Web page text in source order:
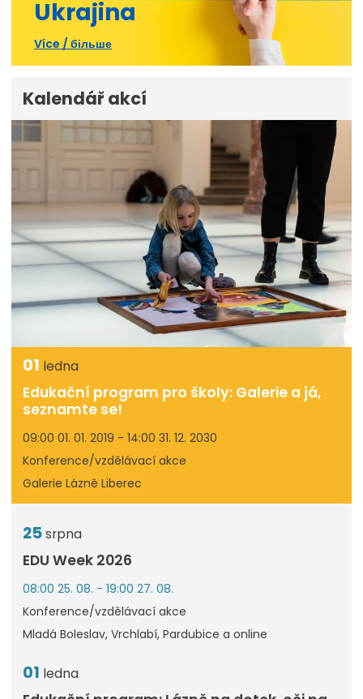
Ukrajina
Více / більше
Kalendář akcí
01 ledna
Edukační program pro školy: Galerie a já,
seznamte se!
09:00 01. 01. 2019 - 14:00 31. 12. 2030
Konference/vzdělávací akce
Galerie Lázně Liberec
25srpna
EDU Week 2026
08:00 25. 08. - 19:00 27. 08.
Konference/vzdělávací akce
Mladá Boleslav, Vrchlabí, Pardubice a online
01 ledna